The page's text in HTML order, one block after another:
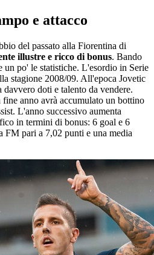
e attacco
del passato alla Fiorentina di
illustre e ricco di bonus. Bando
un po' le statistiche. L'esordio in Serie
stagione 2008/09. All'epoca Jovetic
davvero doti e talento da vendere.
fine anno avrà accumulato un bottino
L'anno successivo aumenta
in termini di bonus: 6 goal e 6
FM pari a 7,02 punti e una media